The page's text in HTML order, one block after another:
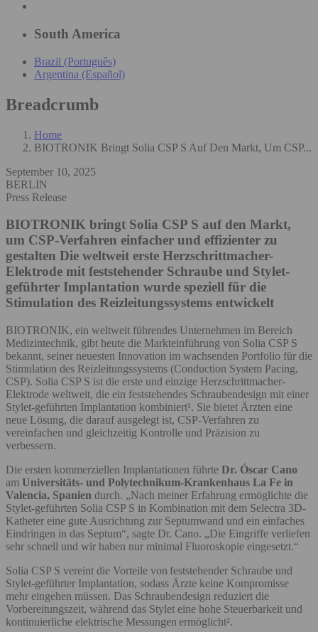
South America
Brazil (Português)
Argentina (Español)
Breadcrumb
Home
BIOTRONIK Bringt Solia CSP S Auf Den Markt, Um CSP...
September 10, 2025
BERLIN
Press Release
BIOTRONIK bringt Solia CSP S auf den Markt,
um CSP-Verfahren einfacher und effizienter zu
gestalten Die weltweit erste Herzschrittmacher-
Elektrode mit feststehender Schraube und Stylet-
geführter Implantation wurde speziell für die
Stimulation des Reizleitungssystems entwickelt
BIOTRONIK, ein weltweit führendes Unternehmen im Bereich
Medizintechnik, gibt heute die Markteinführung von Solia CSP S
bekannt, seiner neuesten Innovation im wachsenden Portfolio für die
Stimulation des Reizleitungssystems (Conduction System Pacing,
CSP). Solia CSP S ist die erste und einzige Herzschrittmacher-
Elektrode weltweit, die ein feststehendes Schraubendesign mit einer
Stylet-geführten Implantation kombiniert¹. Sie bietet Ärzten eine
neue Lösung, die darauf ausgelegt ist, CSP-Verfahren zu
vereinfachen und gleichzeitig Kontrolle und Präzision zu
verbessern.
Die ersten kommerziellen Implantationen führte Dr. Óscar Cano
am Universitäts- und Polytechnikum-Krankenhaus La Fe in
Valencia, Spanien durch. „Nach meiner Erfahrung ermöglichte die
Stylet-geführten Solia CSP S in Kombination mit dem Selectra 3D-
Katheter eine gute Ausrichtung zur Septumwand und ein einfaches
Eindringen in das Septum“, sagte Dr. Cano. „Die Eingriffe verliefen
sehr schnell und wir haben nur minimal Fluoroskopie eingesetzt.“
Solia CSP S vereint die Vorteile von feststehender Schraube und
Stylet-geführter Implantation, sodass Ärzte keine Kompromisse
mehr eingehen müssen. Das Schraubendesign reduziert die
Vorbereitungszeit, während das Stylet eine hohe Steuerbarkeit und
kontinuierliche elektrische Messungen ermöglicht².